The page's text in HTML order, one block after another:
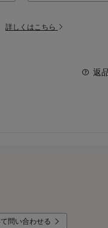
詳しくはこちら
返
問い合わせる